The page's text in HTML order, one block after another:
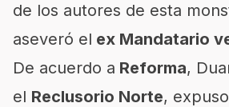
de los autores de esta
aseveró el ex Mandatario
De acuerdo a Reforma,
el Reclusorio Norte,